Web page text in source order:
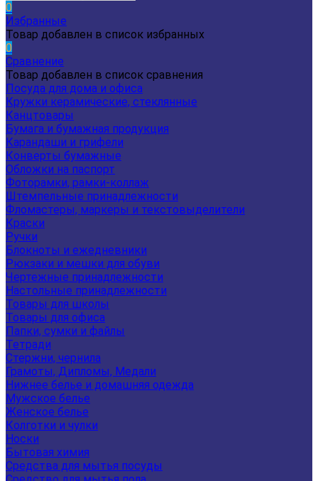
0
Избранные
Товар добавлен в список избранных
0
Сравнение
Товар добавлен в список сравнения
Посуда для дома и офиса
Кружки керамические, стеклянные
Канцтовары
Бумага и бумажная продукция
Карандаши и грифели
Конверты бумажные
Обложки на паспорт
Фоторамки, рамки-коллаж
Штемпельные принадлежности
Фломастеры, маркеры и текстовыделители
Краски
Ручки
Блокноты и ежедневники
Рюкзаки и мешки для обуви
Чертежные принадлежности
Настольные принадлежности
Товары для школы
Товары для офиса
Папки, сумки и файлы
Тетради
Стержни, чернила
Грамоты, Дипломы, Медали
Нижнее белье и домашняя одежда
Мужское белье
Женское белье
Колготки и чулки
Носки
Бытовая химия
Средства для мытья посуды